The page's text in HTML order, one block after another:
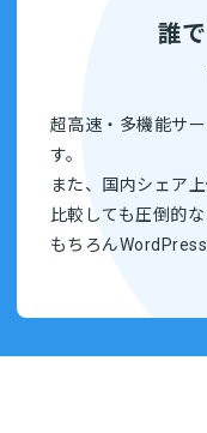
誰
超高速・多機能サ
す。
また、国内シェア
比較しても圧倒的
もちろん